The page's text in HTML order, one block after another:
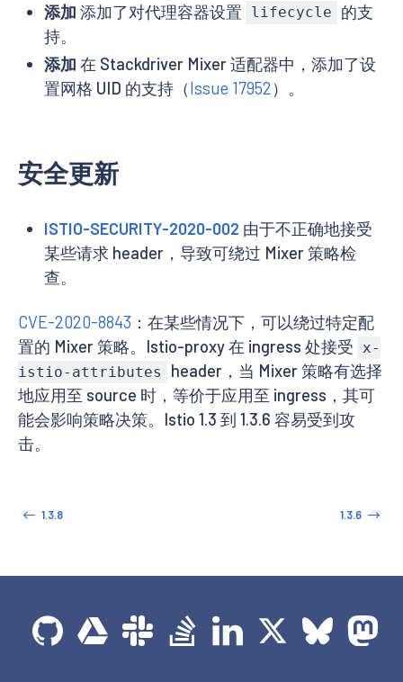
添加 添加了对代理容器设置 lifecycle
的支
持。
添加 在 Stackdriver Mixer 适配器中，添加了设
置网格 UID 的支持（Issue 17952）。
安全更新
ISTIO-SECURITY-2020-002 由于不正确地接受
某些请求 header，导致可绕过 Mixer 策略检
查。
CVE-2020-8843 ：在某些情况下，可以绕过特定配
置的 Mixer 策略。Istio-proxy 在 ingress 处接受
x-
istio-attributes
header，当 Mixer 策略有选择
地应用至 source 时，等价于应用至 ingress，其可
能会影响策略决策。Istio 1.3 到 1.3.6 容易受到攻
击。
1.3.8 1.3.6